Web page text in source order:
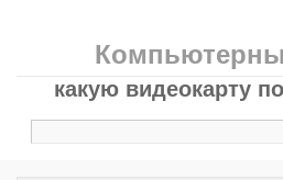
кaкую видeокaрту